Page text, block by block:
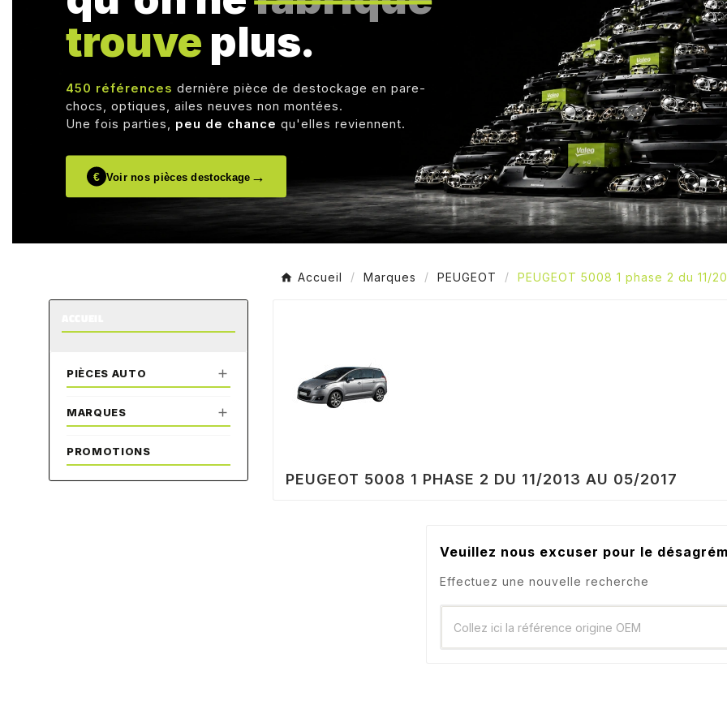
trouve plus.
450 références dernière pièce de destockage en pare-
chocs, optiques, ailes neuves non montées.
Une fois parties, peu de chance qu'elles reviennent.
€ Voir nos pièces destockage →
Accueil Marques PEUGEOT PEUGEOT 5008 1 phase 2 du 11/
PIÈCES AUTO 
MARQUES 
PROMOTIONS
PEUGEOT 5008 1 PHASE 2 DU 11/2013 AU 05/2017
Veuillez nous excuser pour le
Effectuez une nouvelle recherche